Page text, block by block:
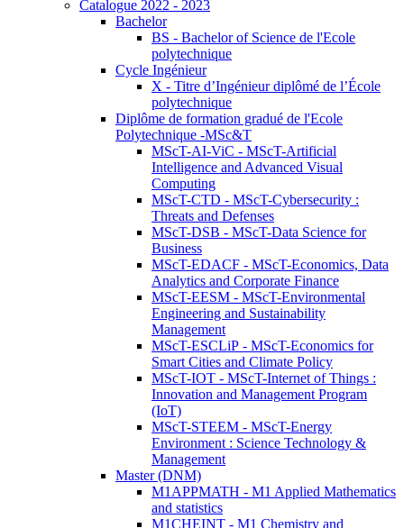
Catalogue 2022 - 2023
Bachelor
BS - Bachelor of Science de l'Ecole
polytechnique
Cycle Ingénieur
X - Titre d’Ingénieur diplômé de l’École
polytechnique
Diplôme de formation gradué de l'Ecole
Polytechnique -MSc&T
MScT-AI-ViC - MScT-Artificial
Intelligence and Advanced Visual
Computing
MScT-CTD - MScT-Cybersecurity :
Threats and Defenses
MScT-DSB - MScT-Data Science for
Business
MScT-EDACF - MScT-Economics, Data
Analytics and Corporate Finance
MScT-EESM - MScT-Environmental
Engineering and Sustainability
Management
MScT-ESCLiP - MScT-Economics for
Smart Cities and Climate Policy
MScT-IOT - MScT-Internet of Things :
Innovation and Management Program
(IoT)
MScT-STEEM - MScT-Energy
Environment : Science Technology &
Management
Master (DNM)
M1APPMATH - M1 Applied Mathematics
and statistics
M1CHEINT - M1 Chemistry and